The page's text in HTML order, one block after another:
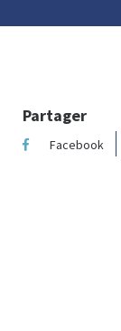
Partager
Facebook